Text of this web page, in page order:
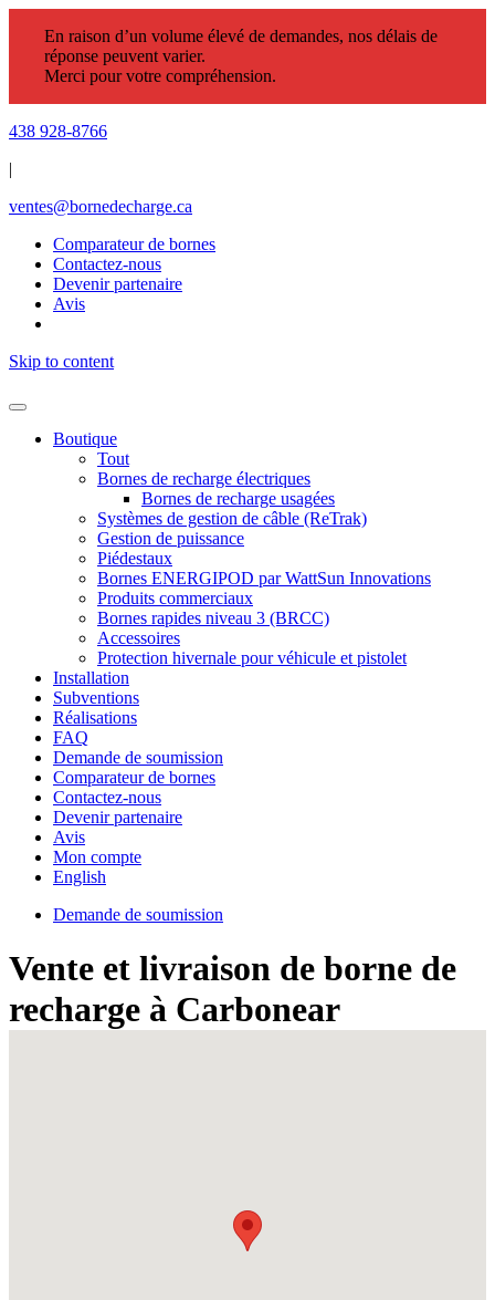
En raison d’un volume élevé de demandes, nos délais de
réponse peuvent varier.
Merci pour votre compréhension.
438 928-8766
|
ventes@bornedecharge.ca
Comparateur de bornes
Contactez-nous
Devenir partenaire
Avis
Skip to content
Boutique
Tout
Bornes de recharge électriques
Bornes de recharge usagées
Systèmes de gestion de câble (ReTrak)
Gestion de puissance
Piédestaux
Bornes ENERGIPOD par WattSun Innovations
Produits commerciaux
Bornes rapides niveau 3 (BRCC)
Accessoires
Protection hivernale pour véhicule et pistolet
Installation
Subventions
Réalisations
FAQ
Demande de soumission
Comparateur de bornes
Contactez-nous
Devenir partenaire
Avis
Mon compte
English
Demande de soumission
Vente et livraison de borne de
recharge à Carbonear